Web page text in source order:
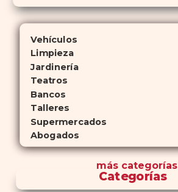
Vehículos
Limpieza
Jardinería
Teatros
Bancos
Talleres
Supermercados
Abogados
máscategorías
Categorías